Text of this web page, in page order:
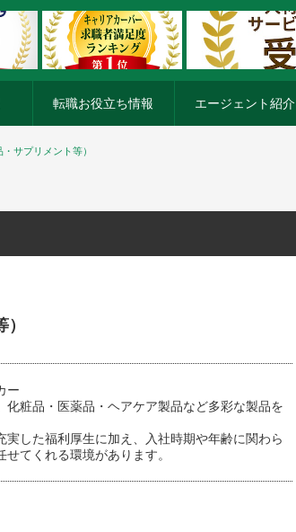
転職お役立ち情報 エージェント紹介
サプリメント等）
ー
化粧品・医薬品・ヘアケア製品など多彩な製品を
実した福利厚生に加え、入社時期や年齢に関わら
てくれる環境があります。